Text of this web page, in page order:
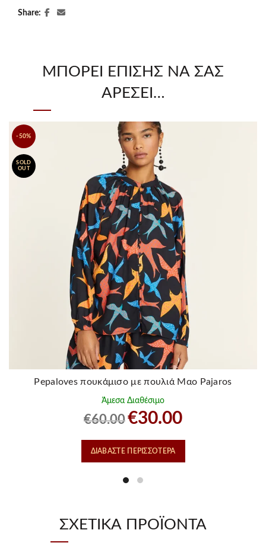
Share
ΜΠΟΡΕΊ ΕΠΊΣΗΣ ΝΑ ΣΑΣ
ΑΡΈΣΕΙ…
-50%
SOLD
OUT
Pepaloves πουκάμισο με πουλιά Μαο Pajaros
Άμεσα Διαθέσιμο
€60.00
Original
price
was:
€60.00.
€30.00
τιμή
ΔΙΑΒΆΣΤΕ ΠΕΡΙΣΣΌΤΕΡΑ
ΣΧΕΤΙΚΆ ΠΡΟΪΌΝΤΑ